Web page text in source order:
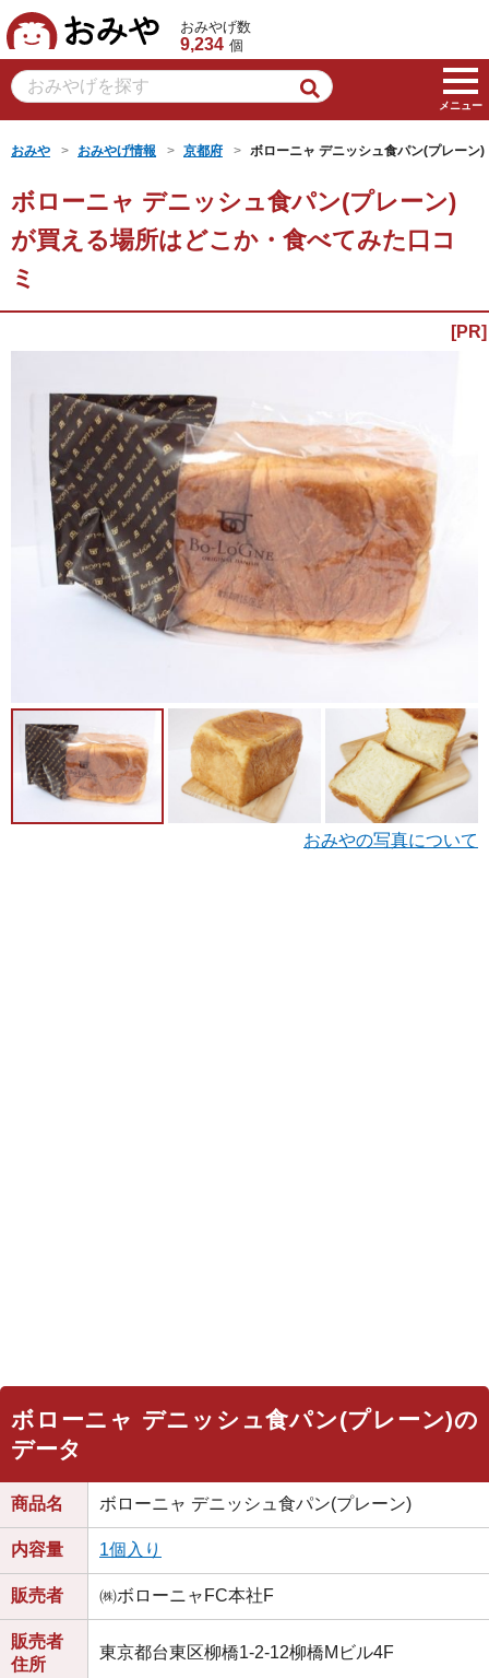
おみや
おみやげ数
9,234 個
メニュー
おみや おみやげ情報 京都府 ボローニャ デニッシュ食パン(プレーン)
ボローニャ デニッシュ食パン(プレーン)
が買える場所はどこか・食べてみた口コ
ミ
おみやの写真について
ボローニャ デニッシュ食パン(プレーン)の
データ
商品名 ボローニャ デニッシュ食パン(プレーン)
内容量 1個入り
販売者 ㈱ボローニャFC本社F
販売者
住所
東京都台東区柳橋1-2-12柳橋Mビル4F